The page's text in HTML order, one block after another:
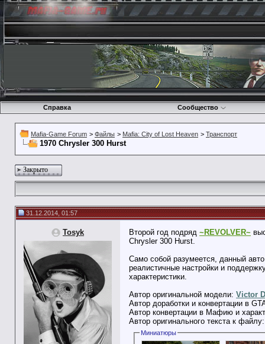
Справка Сообщество
Mafia-Game Forum > Файлы > Mafia: City of Lost Heaven > Транспорт
1970 Chrysler 300 Hurst
Закрыто
31.12.2014, 01:57
Tosyk Второй год подряд ~REVOLVER~
Chrysler 300 Hurst.
Само собой разумеется, данный
реалистичные настройки и
характеристики.
Автор оригинальной модели: Victor
Автор доработки и конвертации в
Автор конвертации в Мафию и
Автор оригинального текста к
Миниатюры